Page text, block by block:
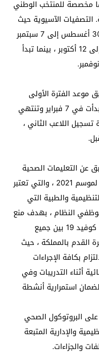
مخصصة للمنتخب الوطني
الآسيوية حيث
تبدأ الفترة الإيقاف الأول يبدأ من 30 أغسطس إلى 7 سبتمبر
، وتبدأ فترة الإيقاف الثانية من 4 إلى 12 أكتوبر ، بينما تبدأ
الفترة الأولى
لتسجيل وتسجيل اللاعبين ، والتي بدأت في 7 فبراير وتنتهي
تسجيل اللاعب الثاني ،
عن التعليمات الصحية
والإدارية الخاصة بنشاط كرة القدم لموسم 2021 ، والتي تعتبر
والطبية التي
النظام ، بهدف منع
وتقليل المخاطر. عن انتشار فيروس كوفيد 19 بين جميع
القدم بالمملكة ، حيث
بكافة الإجراءات
أثناء التدريبات وفي
استمرارية أنشطة
على البروتوكول الصحي
والإدارية المتبعة
والجزاءات.